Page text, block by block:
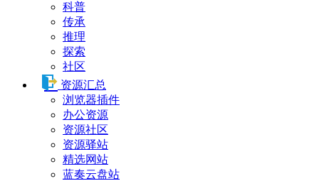
科普
传承
推理
探索
社区
资源汇总
浏览器插件
办公资源
资源社区
资源驿站
精选网站
蓝奏云盘站